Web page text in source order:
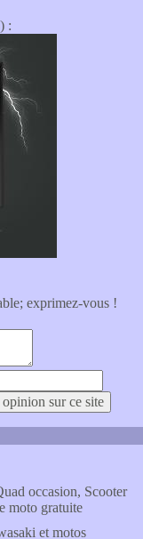
:
exprimez-vous !
occasion, Scooter
moto gratuite
et motos